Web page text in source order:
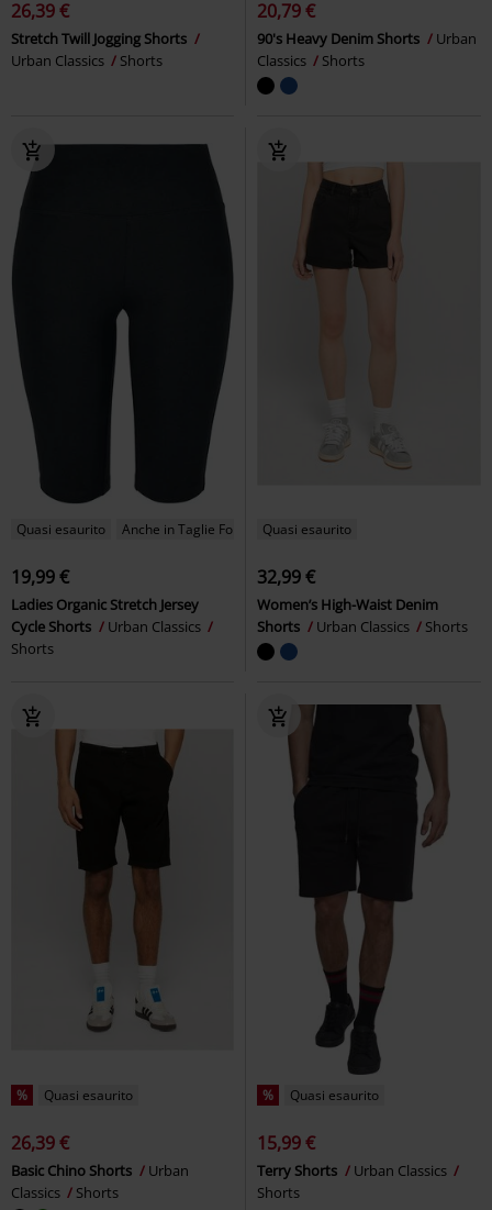
26,39 €
Stretch Twill Jogging Shorts
Urban Classics
Shorts
20,79 €
90's Heavy Denim Shorts
Urban
Classics
Shorts
Quasi esaurito Anche in Taglie Forti
19,99 €
Ladies Organic Stretch Jersey
Cycle Shorts
Urban Classics
Shorts
Quasi esaurito
32,99 €
Women’s High-Waist Denim
Shorts
Urban Classics Shorts
% Quasi esaurito
26,39 €
Basic Chino Shorts
Urban
Classics
Shorts
% Quasi esaurito
15,99 €
Terry Shorts
Urban Classics
Shorts